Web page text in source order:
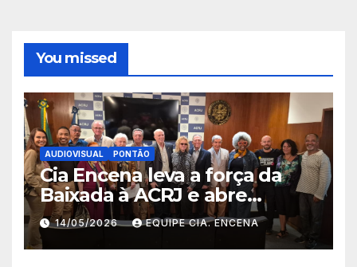
You missed
AUDIOVISUAL PONTÃO
Cia Encena leva a força da
Baixada à ACRJ e abre
inscrições para a 2ª turma do
Fazendo Meu Primeiro Filme”
em Nova Iguaçu
14/05/2026 EQUIPE CIA. ENCENA